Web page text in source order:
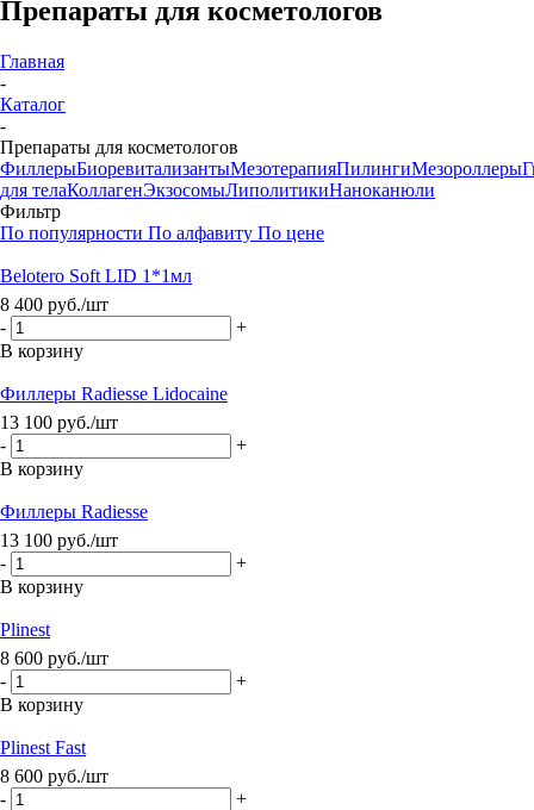
Препараты для косметологов
Главная
-
Каталог
-
Препараты для косметологов
ФиллерыБиоревитализантыМезотерапияПилингиМезороллеры
для телаКоллагенЭкзосомыЛиполитикиНаноканюли
Фильтр
По популярности По алфавиту По цене
Belotero Soft LID 1*1мл
8 400 руб./шт
-
+
В корзину
Филлеры Radiesse Lidocaine
13 100 руб./шт
-
+
В корзину
Филлеры Radiesse
13 100 руб./шт
-
+
В корзину
Plinest
8 600 руб./шт
-
+
В корзину
Plinest Fast
8 600 руб./шт
-
+